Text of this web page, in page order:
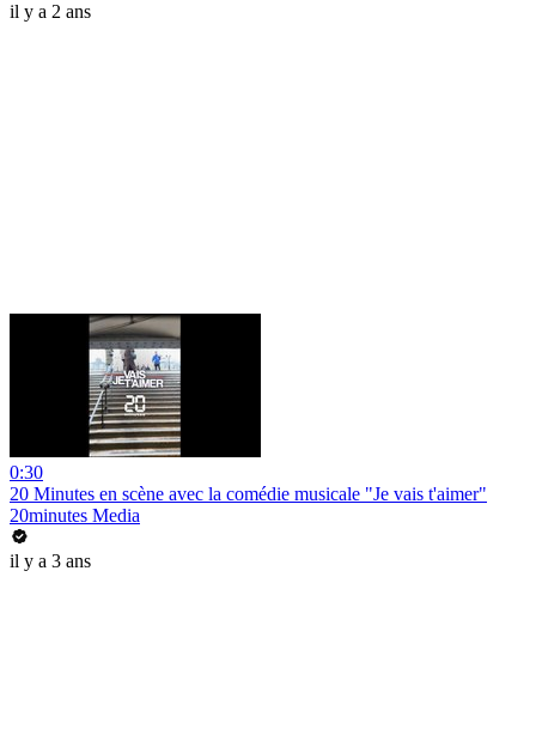
il y a 2 ans
0:30
20 Minutes en scène avec la comédie musicale "Je vais t'aimer"
20minutes Media
il y a 3 ans